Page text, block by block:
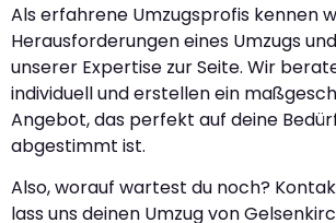
Als erfahrene Umzugsprofis kennen
Herausforderungen eines Umzugs
unserer Expertise zur Seite. Wir
individuell und erstellen ein
Angebot, das perfekt auf deine
abgestimmt ist.
Also, worauf wartest du noch?
lass uns deinen Umzug von